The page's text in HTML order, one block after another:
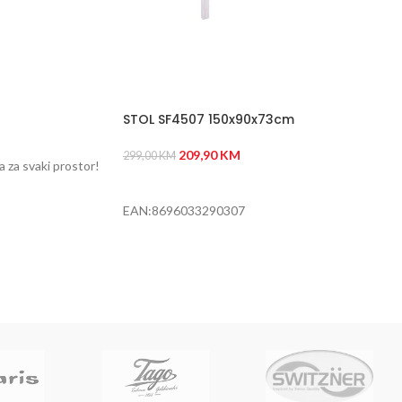
za svaki prostor!
STOL SF4507 150x90x73cm
299,00KM 209,90KM
EAN:8696033290307